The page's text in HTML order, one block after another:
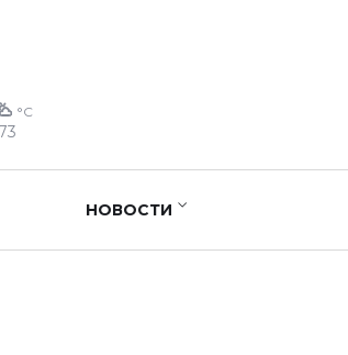
°C
НОВОСТИ